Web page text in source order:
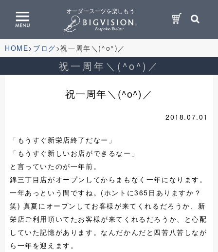
オーダースーツを楽しもう
HOME ブログ 祝一周年＼(^o^)／
祝一周年＼(^o^)／
祝一周年＼(^o^)／
2018.07.01
「もうすぐ新栄店終了だなー」
「もうすぐ新しいお店ができるなー」
と言っていたのが一年前。
錦三丁目店がオープンしてからまもなく一年になります。
一年あっという間ですね。(ホントに365日ありますか？
笑) 真夏にオープンしてお客様が来てくれるだろうか、新
栄店ご利用頂いてたお客様が来てくれるだろうか、と心配
していた記憶があります。なんだかんだと四苦八苦しなが
ら一年を迎えます。